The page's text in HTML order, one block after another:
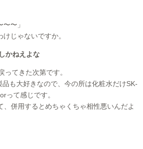
〜」
じゃないですか。
かねえよな
ってきた次第です。
も大好きなので、今の所は化粧水だけSK-
って感じです。
、併用するとめちゃくちゃ相性悪いんだよ